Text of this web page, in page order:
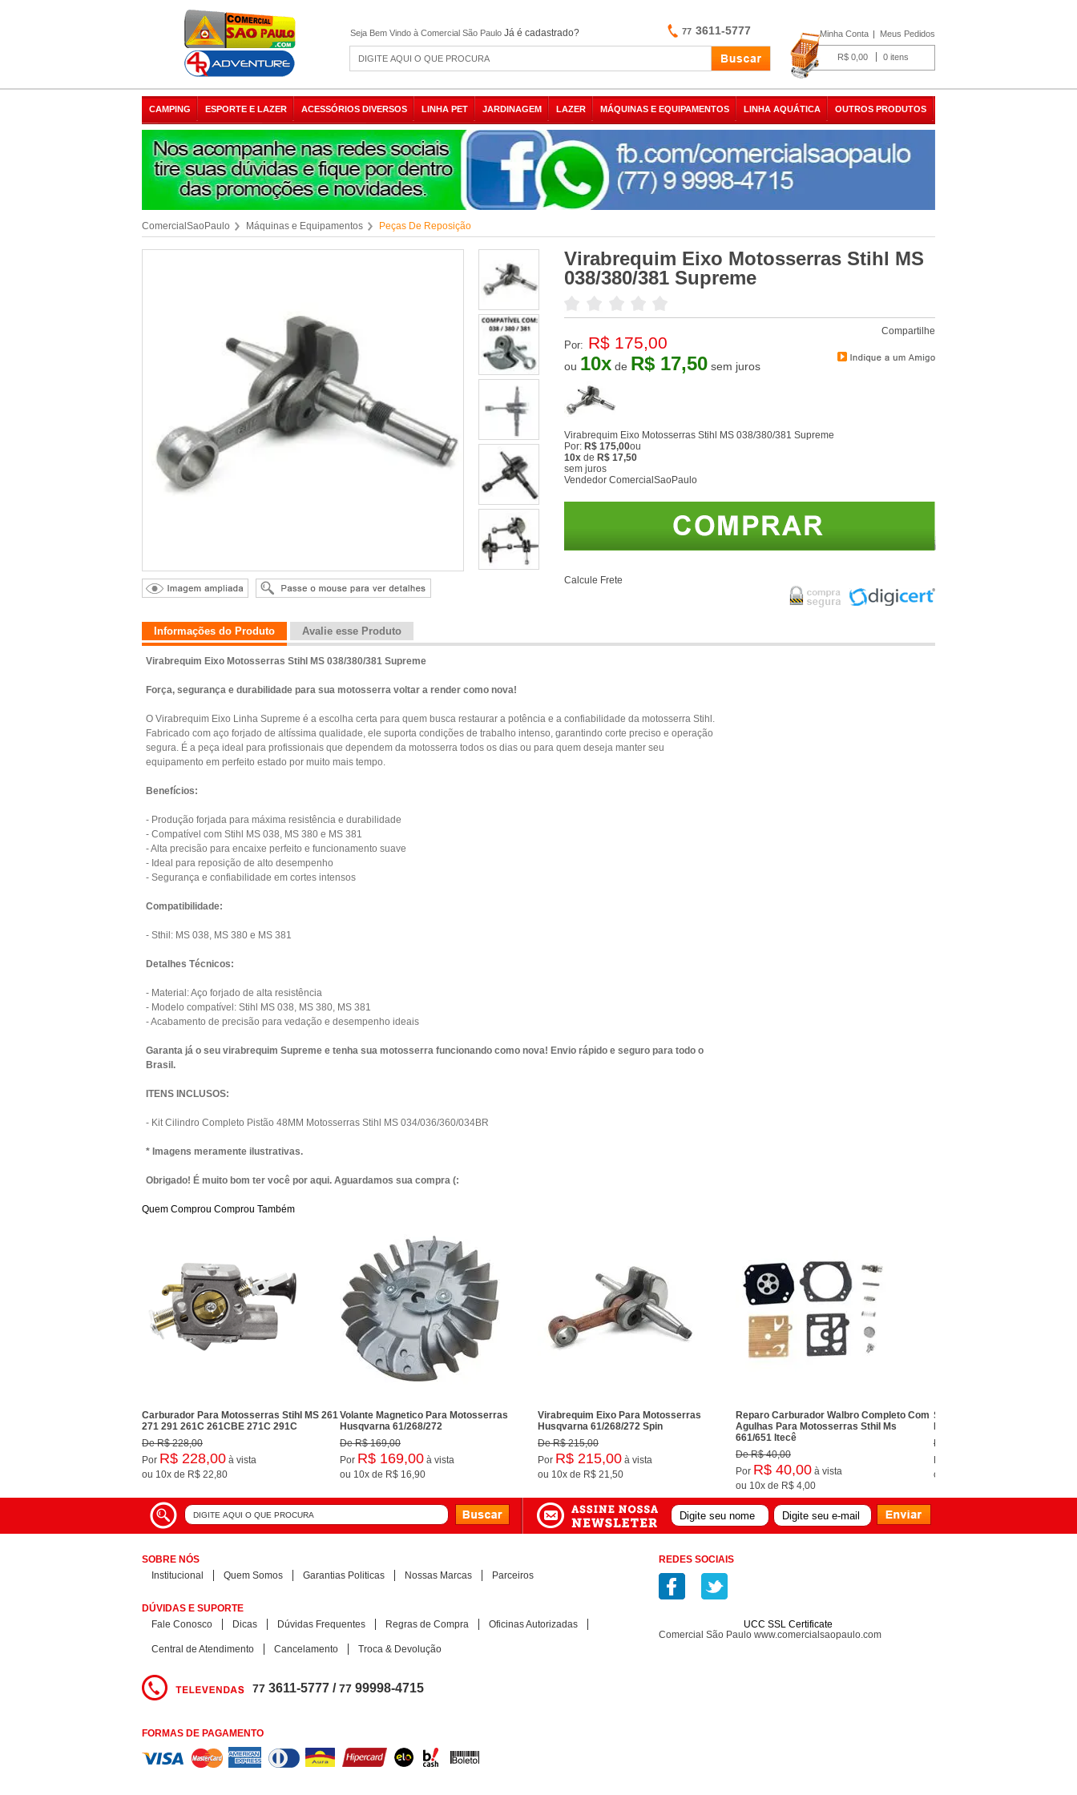
Seja Bem Vindo à Comercial São Paulo Já é cadastrado? 77 3611-5777 Minha Conta Meus Pedidos
0
R$ 0,00
CAMPING ESPORTE E LAZER ACESSÓRIOS DIVERSOS LINHA PET JARDINAGEM LAZER MÁQUINAS E EQUIPAMENTOS LINHA AQUÁTICA OUTROS PRODUTOS
ComercialSaoPaulo Máquinas e Equipamentos Peças De Reposição
Virabrequim Eixo Motosserras Stihl MS
038/380/381 Supreme
Por: R$ 175,00
ou 10x de R$ 17,50
Compartilhe
Virabrequim Eixo Motosserras Stihl MS 038/380/381 Supreme
Por: R$ 175,00ou
10x de R$ 17,50
sem juros
Vendedor ComercialSaoPaulo
Calcule Frete
Informações do Produto Avalie esse Produto
Virabrequim Eixo Motosserras Stihl MS 038/380/381 Supreme
Força, segurança e durabilidade para sua motosserra voltar a render como nova!
O Virabrequim Eixo Linha Supreme é a escolha certa para quem busca restaurar a potência e a confiabilidade da motosserra Stihl.
Fabricado com aço forjado de altíssima qualidade, ele suporta condições de trabalho intenso, garantindo corte preciso e operação
segura. É a peça ideal para profissionais que dependem da motosserra todos os dias ou para quem deseja manter seu
equipamento em perfeito estado por muito mais tempo.
Benefícios:
- Produção forjada para máxima resistência e durabilidade
- Compatível com Stihl MS 038, MS 380 e MS 381
- Alta precisão para encaixe perfeito e funcionamento suave
- Ideal para reposição de alto desempenho
- Segurança e confiabilidade em cortes intensos
Compatibilidade:
- Sthil: MS 038, MS 380 e MS 381
Detalhes Técnicos:
- Material: Aço forjado de alta resistência
- Modelo compatível: Stihl MS 038, MS 380, MS 381
- Acabamento de precisão para vedação e desempenho ideais
Garanta já o seu virabrequim Supreme e tenha sua motosserra funcionando como nova! Envio rápido e seguro para todo o
Brasil.
ITENS INCLUSOS:
- Kit Cilindro Completo Pistão 48MM Motosserras Stihl MS 034/036/360/034BR
* Imagens meramente ilustrativas.
Obrigado! É muito bom ter você por aqui. Aguardamos sua compra (:
Quem Comprou Comprou Também
Carburador Para Motosserras Stihl MS 261
271 291 261C 261CBE 271C 291C
DeR$ 228,00
Por R$ 228,00 à vista
ou 10x de R$ 22,80
Volante Magnetico Para Motosserras
Husqvarna 61/268/272
DeR$ 169,00
Por R$ 169,00 à vista
ou 10x de R$ 16,90
Virabrequim Eixo Para Motosserras
Husqvarna 61/268/272 Spin
DeR$ 215,00
Por R$ 215,00 à vista
ou 10x de R$ 21,50
Reparo Carburador Walbro Completo Com
Agulhas Para Motosserras Sthil Ms
661/651 Itecê
DeR$ 40,00
Por R$ 40,00 à vista
ou 10x de R$ 4,00
Sabre 30CM 12" 22 Dentes
De
ou
SOBRE NÓS
Institucional
Quem Somos Garantias Politicas Nossas Marcas Parceiros
DÚVIDAS E SUPORTE
Fale Conosco
Dicas Dúvidas Frequentes Regras de Compra Oficinas Autorizadas
Central de Atendimento Cancelamento Troca & Devolução
77 3611-5777 /77 99998-4715
FORMAS DE PAGAMENTO
REDES SOCIAIS
UCC SSL Certificate
Comercial São Paulo www.comercialsaopaulo.com